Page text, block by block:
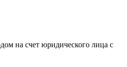
на счет юридического лица с